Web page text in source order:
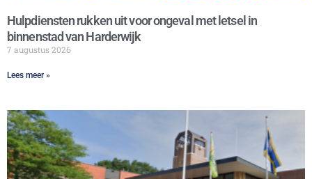
Hulpdiensten rukken uit voor ongeval met letsel in
binnenstad van Harderwijk
7 augustus 2026
Lees meer »